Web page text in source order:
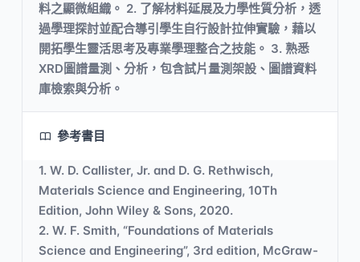
料之顯微組織。 2. 了解材料延展及力學性質分析，透
過學理探討並配合導引學生自行設計拉伸實驗，藉以
開拓學生靈活思考及專業學理整合之技能。 3. 熟悉
XRD圖譜量測、分析，包含試片量測架設、圖譜資料
庫檢索與分析。
參考書目
1. W. D. Callister, Jr. and D. G. Rethwisch,
Materials Science and Engineering, 10Th
Edition, John Wiley & Sons, 2020.
2. W. F. Smith, “Foundations of Materials
Science and Engineering”, 3rd edition, McGraw-